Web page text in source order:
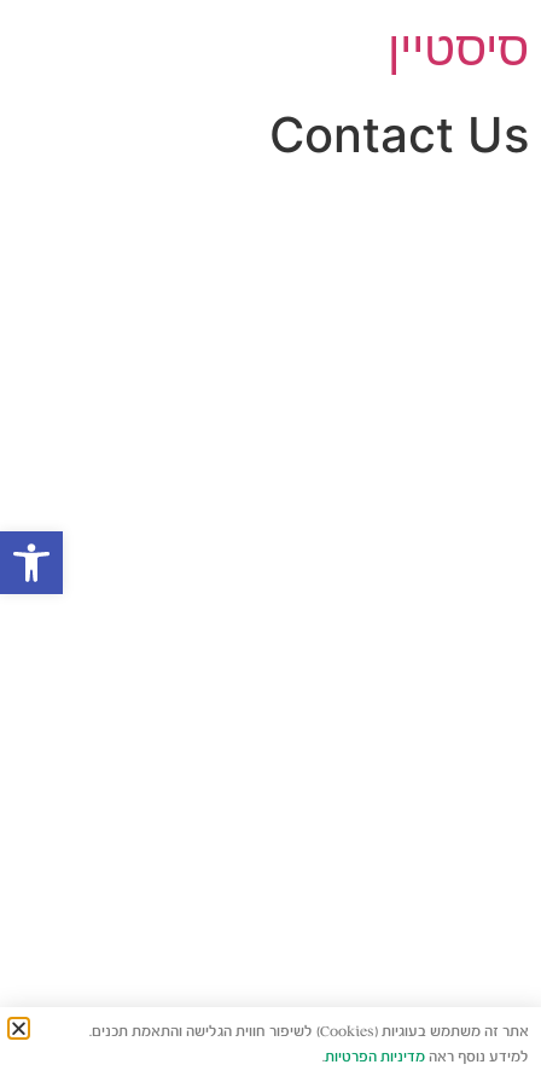
פתח
סיסטיין
Contact Us
אתר זה משתמש בעוגיות (Cookies) לשיפור חווית הגלישה והתאמת תכנים.
למידע נוסף ראה מדיניות הפרטיות.